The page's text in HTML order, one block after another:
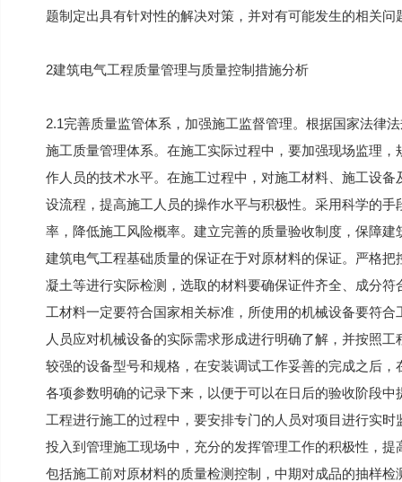
题制定出具有针对性的解决对策，并对有可能发生的相关问
2建筑电气工程质量管理与质量控制措施分析
2.1完善质量监管体系，加强施工监督管理。根据国家法律
施工质量管理体系。在施工实际过程中，要加强现场监理
作人员的技术水平。在施工过程中，对施工材料、施工设
设流程，提高施工人员的操作水平与积极性。采用科学的
率，降低施工风险概率。建立完善的质量验收制度，保障
建筑电气工程基础质量的保证在于对原材料的保证。严格
凝土等进行实际检测，选取的材料要确保证件齐全、成分
工材料一定要符合国家相关标准，所使用的机械设备要符
人员应对机械设备的实际需求形成进行明确了解，并按照
较强的设备型号和规格，在安装调试工作妥善的完成之后
各项参数明确的记录下来，以便于可以在日后的验收阶段
工程进行施工的过程中，要安排专门的人员对项目进行实
投入到管理施工现场中，充分的发挥管理工作的积极性，
包括施工前对原材料的质量检测控制，中期对成品的抽样